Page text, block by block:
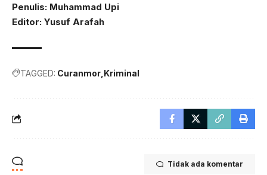
Penulis: Muhammad Upi
Editor: Yusuf Arafah
TAGGED: Curanmor Kriminal
Tidak ada komentar